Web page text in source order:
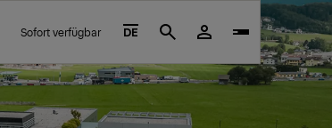
Sofort verfügbar DE Search